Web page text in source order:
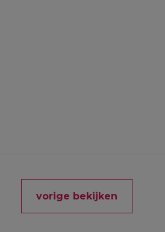
vorige bekijken